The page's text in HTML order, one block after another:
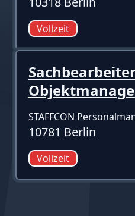
Vollzeit
STAFFCON
10781 Berlin
Vollzeit